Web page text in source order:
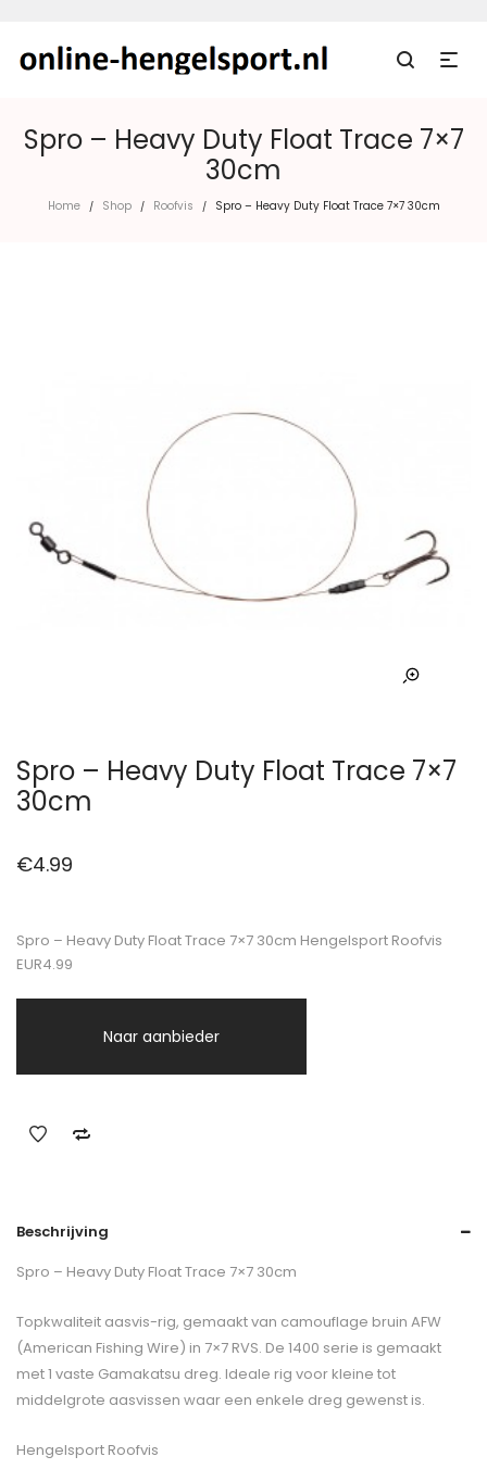
Spro – Heavy Duty Float Trace 7×7
30cm
Home / Shop / Roofvis / Spro – Heavy Duty Float Trace 7×7 30cm
Spro – Heavy Duty Float Trace 7×7
30cm
€4.99
Spro – Heavy Duty Float Trace 7×7 30cm Hengelsport Roofvis
EUR4.99
Naar aanbieder
Beschrijving
Spro – Heavy Duty Float Trace 7×7 30cm
Topkwaliteit aasvis-rig, gemaakt van camouflage bruin AFW
(American Fishing Wire) in 7×7 RVS. De 1400 serie is gemaakt
met 1 vaste Gamakatsu dreg. Ideale rig voor kleine tot
middelgrote aasvissen waar een enkele dreg gewenst is.
Hengelsport Roofvis